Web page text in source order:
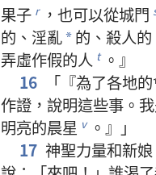
果子 r ， 也可以從城門
的 、 淫亂* 的 、 殺人的
弄虛作假的人 t 。』
16
「『為了各地的
作證 ， 說明這些事 。 我
明亮的晨星 v 。』」
17 神聖力量和新娘